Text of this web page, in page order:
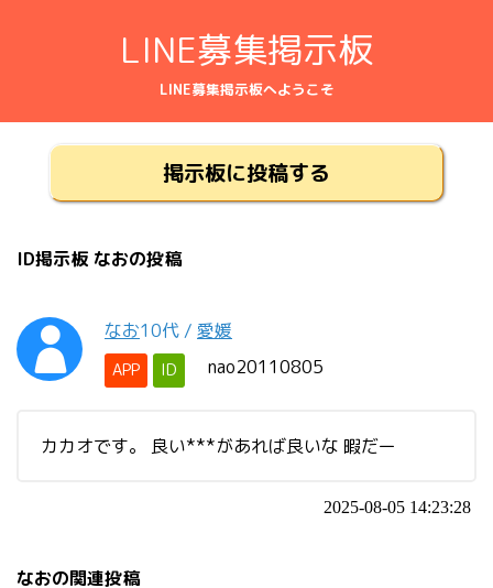
LINE募集掲示板
LINE募集掲示板へようこそ
掲示板に投稿する
ID掲示板 なおの投稿
なお10代 / 愛媛
APP ID nao20110805
カカオです。 良い***があれば良いな 暇だー
2025-08-05 14:23:28
なおの関連投稿